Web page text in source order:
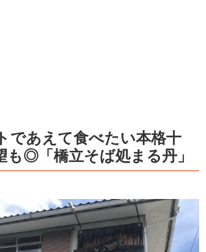
であえて食べたい本格十
も◎「橋立そば処まる丹」